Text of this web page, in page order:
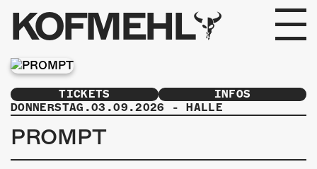
KOFMEHL
PROGRAMM
FABRIKGEFLÜSTER
GALERIE
TICKETS
INFOS
DONNERSTAG.03.09.2026
- HALLE
PROMPT